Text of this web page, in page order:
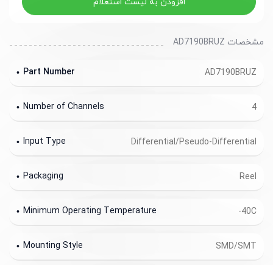
مشخصات AD7190BRUZ
AD7190BRUZ
Part Number
4
Number of Channels
Differential/Pseudo-Differential
Input Type
Reel
Packaging
-40C
Minimum Operating Temperature
SMD/SMT
Mounting Style